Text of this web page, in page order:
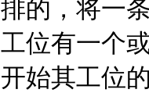
的，将一
位有一个
始其工位